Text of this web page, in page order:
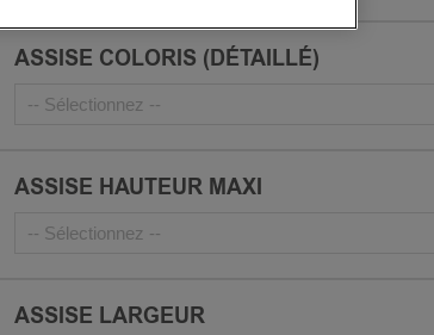
ASSISE COLORIS (DÉTAILLÉ)
ASSISE HAUTEUR MAXI
ASSISE LARGEUR